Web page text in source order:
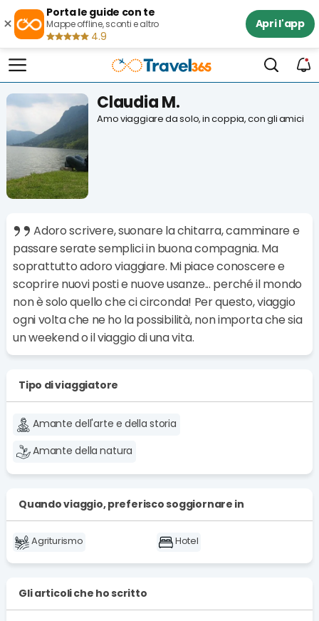
×
Porta le guide con te
Mappe offline, sconti e altro
4.9
Apri l'app
Claudia M.
Amo viaggiare da solo, in coppia, con gli amici
Adoro scrivere, suonare la chitarra, camminare e
passare serate semplici in buona compagnia. Ma
soprattutto adoro viaggiare. Mi piace conoscere e
scoprire nuovi posti e nuove usanze... perché il mondo
non è solo quello che ci circonda! Per questo, viaggio
ogni volta che ne ho la possibilità, non importa che sia
un weekend o il viaggio di una vita.
Tipo di viaggiatore
Amante dell'arte e della storia
Amante della natura
Quando viaggio, preferisco soggiornare in
Agriturismo Hotel
Gli articoli che ho scritto